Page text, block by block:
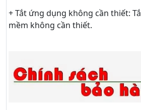
+ Tắt ứng dụng không cần thiết:
mềm không cần thiết.